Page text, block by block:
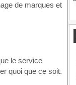
de marques et
le service
quoi que ce soit.